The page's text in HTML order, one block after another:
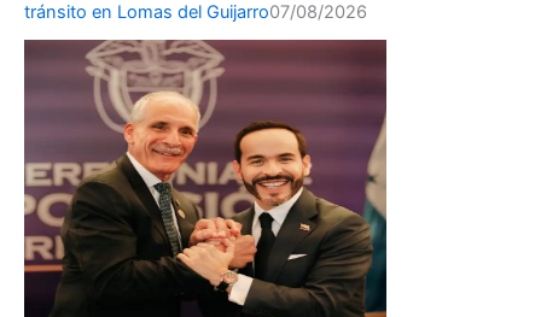
tránsito en Lomas del Guijarro07/08/2026